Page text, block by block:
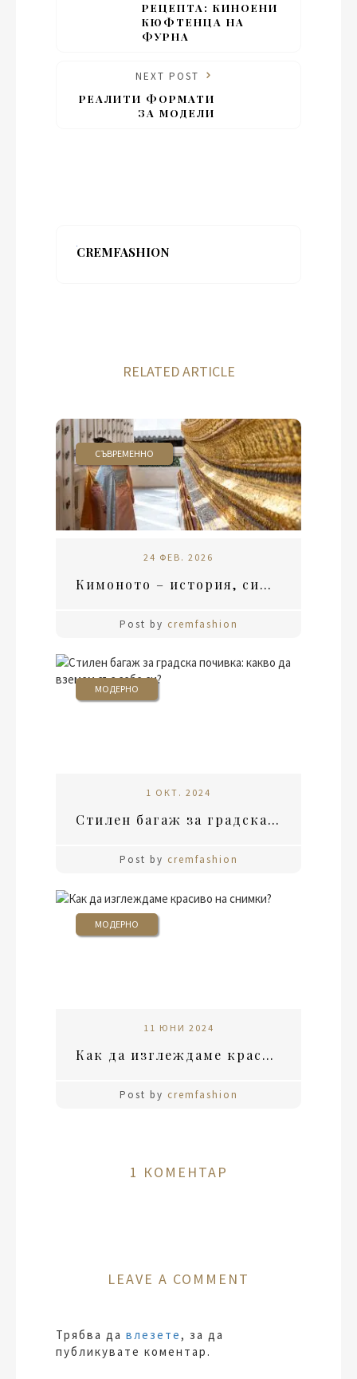
РЕЦЕПТА: КИНОЕНИ
КЮФТЕНЦА НА
ФУРНА
NEXT POST
РЕАЛИТИ ФОРМАТИ
ЗА МОДЕЛИ
CREMFASHION
RELATED ARTICLE
СЪВРЕМЕННО
24 ФЕВ. 2026
Кимоното – история, символика и мястото му в съвременна Япония
Post by cremfashion
МОДЕРНО
1 ОКТ. 2024
Стилен багаж за градска почивка: какво да вземем със себе си?
Post by cremfashion
МОДЕРНО
11 ЮНИ 2024
Как да изглеждаме красиво на снимки?
Post by cremfashion
1 КОМЕНТАР
LEAVE A COMMENT
Трябва да влезете , за да
публикувате коментар.